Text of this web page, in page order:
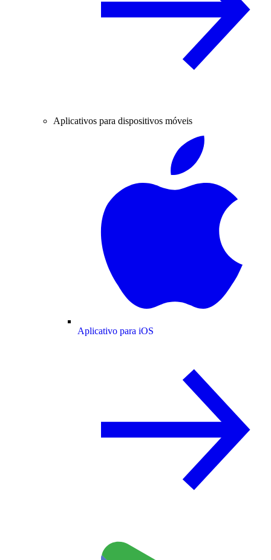
Aplicativos para dispositivos móveis
Aplicativo para iOS